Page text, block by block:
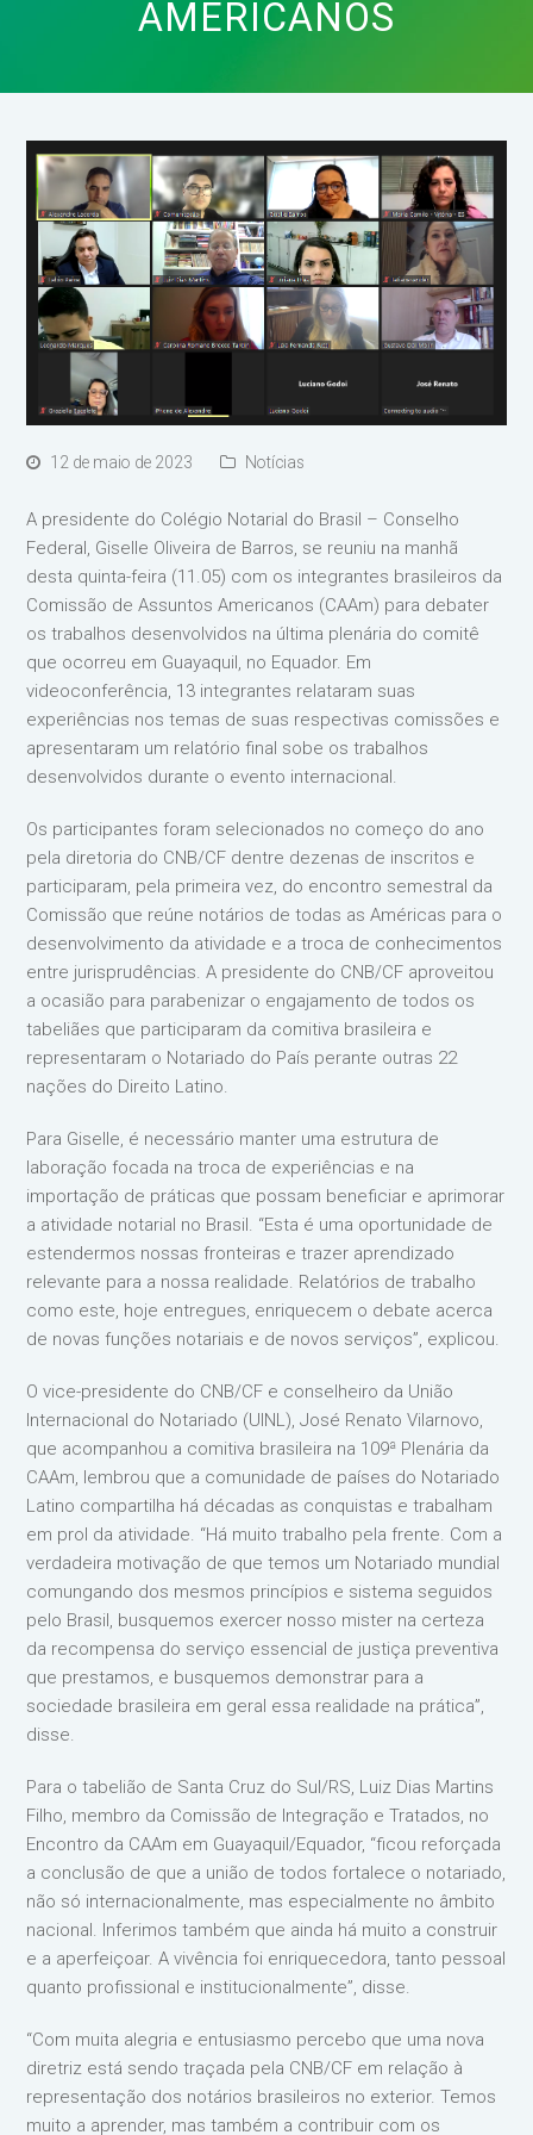
AMERICANOS
12 de maio de 2023 Notícias
A presidente do Colégio Notarial do Brasil – Conselho
Federal, Giselle Oliveira de Barros, se reuniu na manhã
desta quinta-feira (11.05) com os integrantes brasileiros da
Comissão de Assuntos Americanos (CAAm) para debater
os trabalhos desenvolvidos na última plenária do comitê
que ocorreu em Guayaquil, no Equador. Em
videoconferência, 13 integrantes relataram suas
experiências nos temas de suas respectivas comissões e
apresentaram um relatório final sobe os trabalhos
desenvolvidos durante o evento internacional.
Os participantes foram selecionados no começo do ano
pela diretoria do CNB/CF dentre dezenas de inscritos e
participaram, pela primeira vez, do encontro semestral da
Comissão que reúne notários de todas as Américas para o
desenvolvimento da atividade e a troca de conhecimentos
entre jurisprudências. A presidente do CNB/CF aproveitou
a ocasião para parabenizar o engajamento de todos os
tabeliães que participaram da comitiva brasileira e
representaram o Notariado do País perante outras 22
nações do Direito Latino.
Para Giselle, é necessário manter uma estrutura de
laboração focada na troca de experiências e na
importação de práticas que possam beneficiar e aprimorar
a atividade notarial no Brasil. “Esta é uma oportunidade de
estendermos nossas fronteiras e trazer aprendizado
relevante para a nossa realidade. Relatórios de trabalho
como este, hoje entregues, enriquecem o debate acerca
de novas funções notariais e de novos serviços”, explicou.
O vice-presidente do CNB/CF e conselheiro da União
Internacional do Notariado (UINL), José Renato Vilarnovo,
que acompanhou a comitiva brasileira na 109ª Plenária da
CAAm, lembrou que a comunidade de países do Notariado
Latino compartilha há décadas as conquistas e trabalham
em prol da atividade. “Há muito trabalho pela frente. Com a
verdadeira motivação de que temos um Notariado mundial
comungando dos mesmos princípios e sistema seguidos
pelo Brasil, busquemos exercer nosso mister na certeza
da recompensa do serviço essencial de justiça preventiva
que prestamos, e busquemos demonstrar para a
sociedade brasileira em geral essa realidade na prática”,
disse.
Para o tabelião de Santa Cruz do Sul/RS, Luiz Dias Martins
Filho, membro da Comissão de Integração e Tratados, no
Encontro da CAAm em Guayaquil/Equador, “ficou reforçada
a conclusão de que a união de todos fortalece o notariado,
não só internacionalmente, mas especialmente no âmbito
nacional. Inferimos também que ainda há muito a construir
e a aperfeiçoar. A vivência foi enriquecedora, tanto pessoal
quanto profissional e institucionalmente”, disse.
“Com muita alegria e entusiasmo percebo que uma nova
diretriz está sendo traçada pela CNB/CF em relação à
representação dos notários brasileiros no exterior. Temos
muito a aprender, mas também a contribuir com os